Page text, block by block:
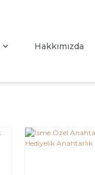
Hakkımızda